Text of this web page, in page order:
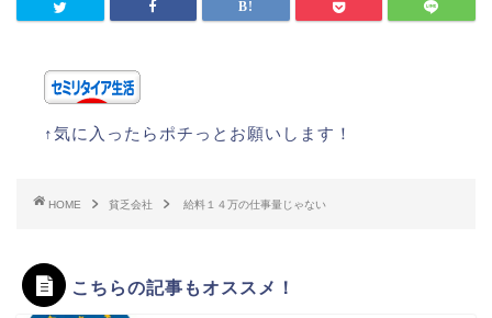
↑気に入ったらポチっとお願いします！
HOME 貧乏会社 給料１４万の仕事量じゃない
こちらの記事もオススメ！